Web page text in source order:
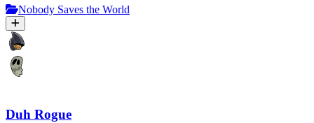
Nobody Saves the World
Duh Rogue